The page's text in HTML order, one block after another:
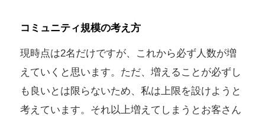
コミュニティ規模の考え方
現時点は2名だけですが、これから必ず人数が増
えていくと思います。ただ、増えることが必ずし
も良いとは限らないため、私は上限を設けようと
考えています。それ以上増えてしまうとお客さん